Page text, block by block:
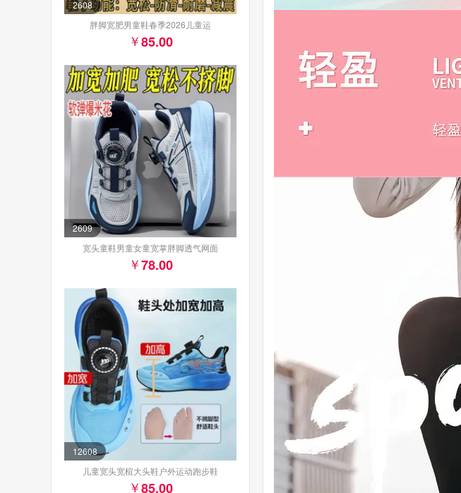
2608
胖脚宽肥男童鞋春季2026儿童运
85.00
2609
宽头童鞋男童女童宽掌胖脚透气网面
78.00
12608
儿童宽头宽楦大头鞋户外运动跑步鞋
85.00